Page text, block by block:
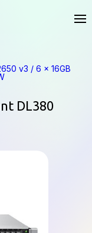
v3 / 6 x 16GB
DL380